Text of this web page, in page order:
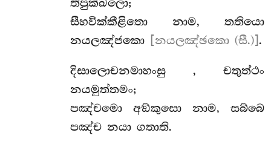
තිපුක්ඛලො;
සීහවික්කීළිතො නාම, තතියො
නයලඤ්ජකො
[නයලඤ්ඡකො (සී.)] .
දිසාලොචනමාහංසු , චතුත්ථං
නයමුත්තමං;
පඤ්චමො අඞ්කුසො නාම, සබ්බෙ
පඤ්ච නයා ගතාති.